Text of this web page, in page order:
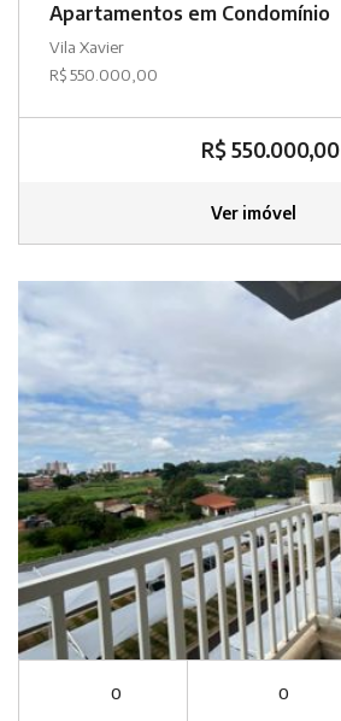
Apartamentos em Condomínio
Vila Xavier
R$ 550.000,00
R$ 550.000,00
Ver imóvel
0 0